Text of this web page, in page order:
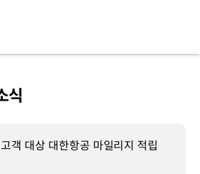
식
객 대상 대한항공 마일리지 적립